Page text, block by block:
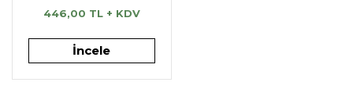
446,00 TL + KDV
İncele